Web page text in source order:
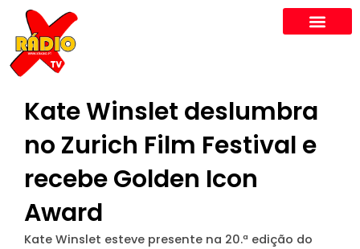
content
Kate Winslet deslumbra
no Zurich Film Festival e
recebe Golden Icon
Award
Kate Winslet esteve presente na 20.ª edição do